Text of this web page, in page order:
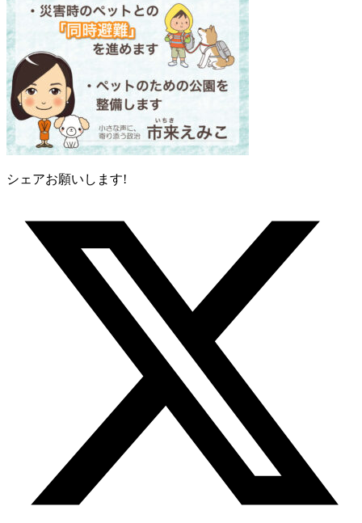
シェアお願いします!